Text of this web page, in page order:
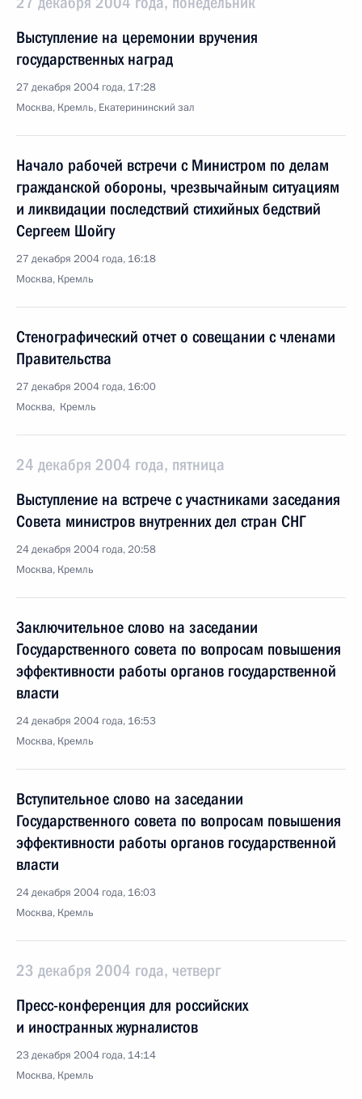
Выступление на церемонии вручения
государственных наград
27 декабря 2004 года, 17:28
Москва, Кремль, Екатерининский зал
Начало рабочей встречи с Министром по делам
гражданской обороны, чрезвычайным ситуациям
и ликвидации последствий стихийных бедствий
Сергеем Шойгу
27 декабря 2004 года, 16:18
Москва, Кремль
Стенографический отчет о совещании с членами
Правительства
27 декабря 2004 года, 16:00
Москва, Кремль
24 декабря 2004 года, пятница
Выступление на встрече с участниками заседания
Совета министров внутренних дел стран СНГ
24 декабря 2004 года, 20:58
Москва, Кремль
Заключительное слово на заседании
Государственного совета по вопросам повышения
эффективности работы органов государственной
власти
24 декабря 2004 года, 16:53
Москва, Кремль
Вступительное слово на заседании
Государственного совета по вопросам повышения
эффективности работы органов государственной
власти
24 декабря 2004 года, 16:03
Москва, Кремль
23 декабря 2004 года, четверг
Пресс-конференция для российских
и иностранных журналистов
23 декабря 2004 года, 14:14
Москва, Кремль